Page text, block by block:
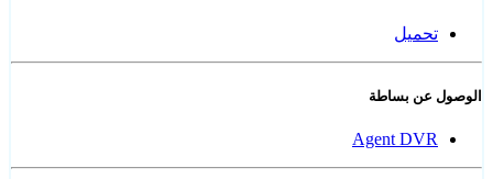
تحميل
الوصول عن بساطة
Agent DVR